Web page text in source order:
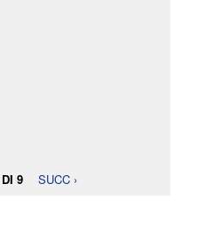
9 SUCC ›